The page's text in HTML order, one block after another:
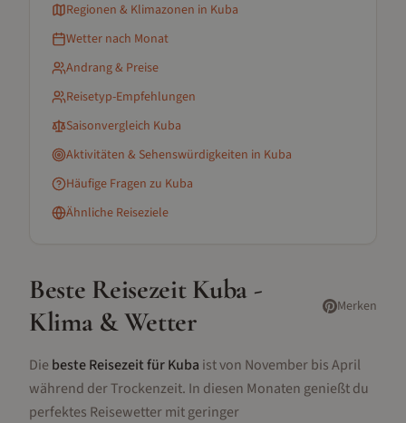
Regionen & Klimazonen in Kuba
Wetter nach Monat
Andrang & Preise
Reisetyp-Empfehlungen
Saisonvergleich Kuba
Aktivitäten & Sehenswürdigkeiten in Kuba
Häufige Fragen zu Kuba
Ähnliche Reiseziele
Beste ReisezeitKuba -
Klima & Wetter
Merken
Die beste Reisezeit für Kuba ist von November bis April
während der Trockenzeit. In diesen Monaten genießt du
perfektes Reisewetter mit geringer